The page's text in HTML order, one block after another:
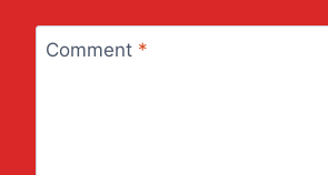
Comment *